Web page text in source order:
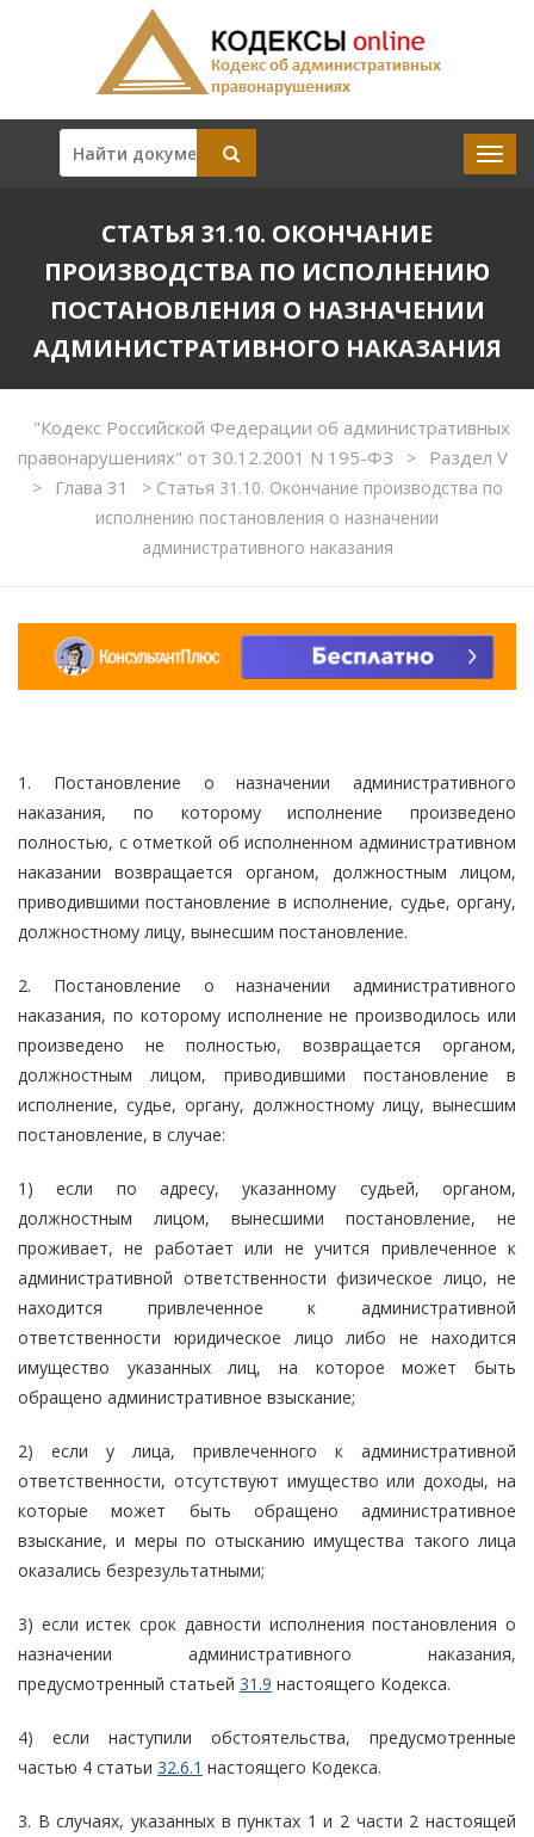
СТАТЬЯ 31.10. ОКОНЧАНИЕ
ПРОИЗВОДСТВА ПО ИСПОЛНЕНИЮ
ПОСТАНОВЛЕНИЯ О НАЗНАЧЕНИИ
АДМИНИСТРАТИВНОГО НАКАЗАНИЯ
"Кодекс Российской Федерации об административных
правонарушениях" от 30.12.2001 N 195-ФЗ
> Раздел V
> Глава 31 >Статья 31.10. Окончание производства по
исполнению постановления о назначении
административного наказания
1. Постановление о назначении административного
наказания, по которому исполнение произведено
полностью, с отметкой об исполненном административном
наказании возвращается органом, должностным лицом,
приводившими постановление в исполнение, судье, органу,
должностному лицу, вынесшим постановление.
2. Постановление о назначении административного
наказания, по которому исполнение не производилось или
произведено не полностью, возвращается органом,
должностным лицом, приводившими постановление в
исполнение, судье, органу, должностному лицу, вынесшим
постановление, в случае:
1) если по адресу, указанному судьей, органом,
должностным лицом, вынесшими постановление, не
проживает, не работает или не учится привлеченное к
административной ответственности физическое лицо, не
находится привлеченное к административной
ответственности юридическое лицо либо не находится
имущество указанных лиц, на которое может быть
обращено административное взыскание;
2) если у лица, привлеченного к административной
ответственности, отсутствуют имущество или доходы, на
которые может быть обращено административное
взыскание, и меры по отысканию имущества такого лица
оказались безрезультатными;
3) если истек срок давности исполнения постановления о
назначении административного наказания,
предусмотренный статьей 31.9 настоящего Кодекса.
4) если наступили обстоятельства, предусмотренные
частью 4 статьи 32.6.1 настоящего Кодекса.
3. В случаях, указанных в пунктах 1 и 2 части 2 настоящей